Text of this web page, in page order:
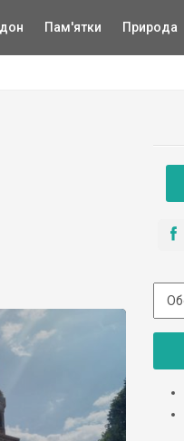
Пам'ятки Природа